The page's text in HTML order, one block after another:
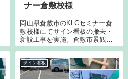
ナー倉敷校様
岡山県倉敷市のKLCセミナー倉
敷校様にてサイン看板の撤去・
新設工事を実施。倉敷市景観条
例に配慮したサイン看板の施工
サイン看板